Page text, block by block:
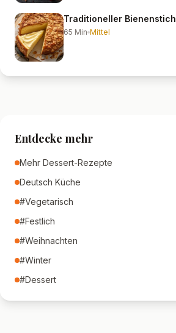
Traditioneller Bienenstich
65 Min Mittel
Entdecke mehr
Mehr Dessert-Rezepte
Deutsch Küche
#Vegetarisch
#Festlich
#Weihnachten
#Winter
#Dessert